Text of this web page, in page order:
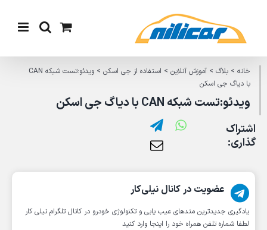
content
خانه> بلاگ> آموزش آنلاین> استفاده از جی اسکن>
ویدئو:تست شبکه CAN
با دیاگ جی اسکن
ویدئو:تست شبکه CAN با دیاگ جی اسکن
اشتراک
گذاری:
عضویت در کانال نیلی‌کار
یادگیری جدیدترین متد‌های عیب یابی‌ و تکنولوژی خودرو در کانال تلگرام نیلی کار
لطفا شماره تلفن همراه خود را اینجا وارد کنید